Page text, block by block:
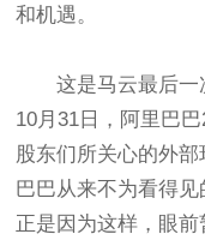
和机遇。
这是马云最后一次
10月31日，阿里巴
股东们所关心的外
巴巴从来不为看得见
正是因为这样，眼